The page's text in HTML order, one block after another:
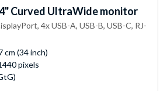
Curved UltraWide monitor
4x USB-A, USB-B, USB-C, RJ-
cm (34 inch)
pixels